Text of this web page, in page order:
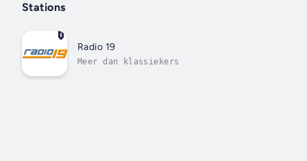
Stations
Radio 19
Meer dan klassiekers